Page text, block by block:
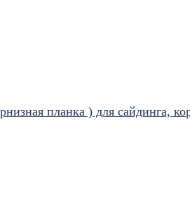
планка ) для сайдинга,